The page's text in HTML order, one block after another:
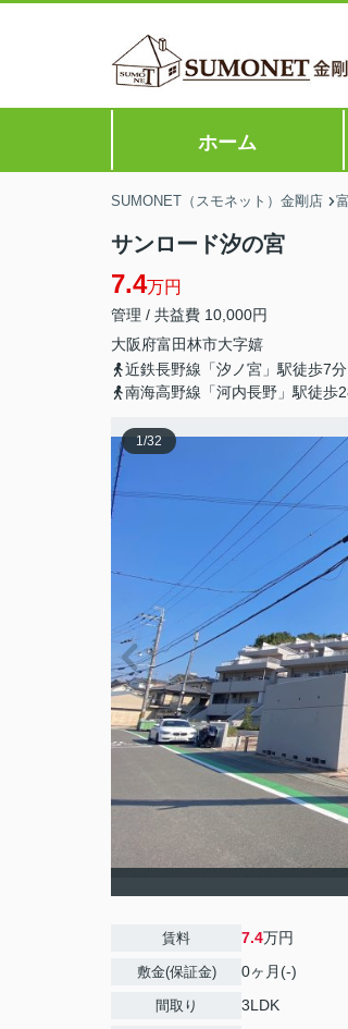
ホーム
SUMONET（スモネット）金剛店
サンロード汐の宮
7.4万円
管理 / 共益費 10,000円
大阪府富田林市大字嬉
近鉄長野線「汐ノ宮」駅徒歩7分
南海高野線「河内長野」駅徒歩
1/32
賃料 7.4万円
敷金(保証金) 0ヶ月(-)
間取り 3LDK